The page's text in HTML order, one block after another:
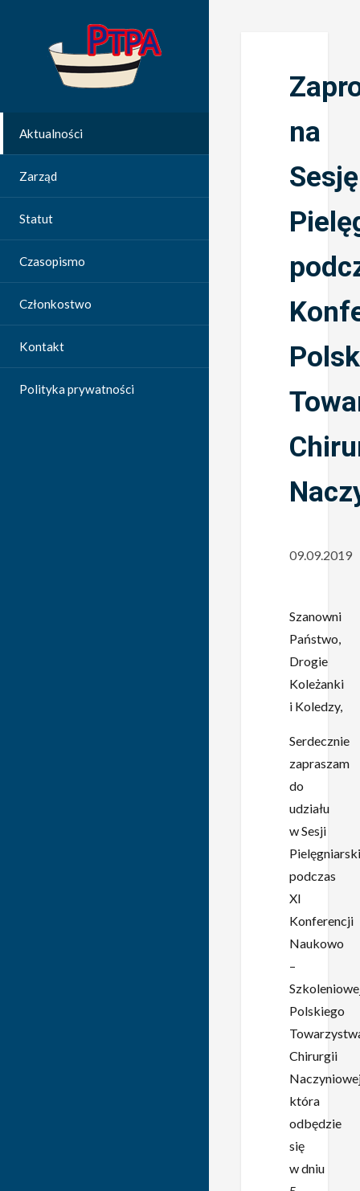
Aktualności
Zarząd
Statut
Czasopismo
Członkostwo
Kontakt
Polityka prywatności
na
Sesję
09.09.2019
Szanowni
Państwo,
Drogie
Koleżanki
i Koledzy,
Serdecznie
zapraszam
do
udziału
w Sesji
podczas
XI
Konferencji
Naukowo
–
Polskiego
Chirurgii
która
odbędzie
się
w dniu